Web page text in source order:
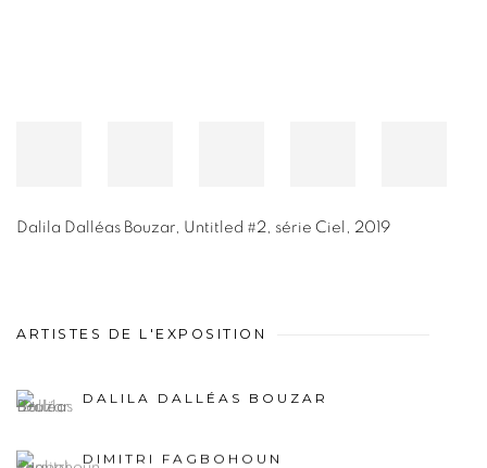
Dalila Dalléas Bouzar Untitled #2, série Ciel 2019
ARTISTES DE L'EXPOSITION
DALILA DALLÉAS BOUZAR
DIMITRI FAGBOHOUN